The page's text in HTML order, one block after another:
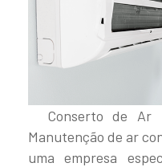
Conserto de Ar
Manutenção de ar
uma empresa